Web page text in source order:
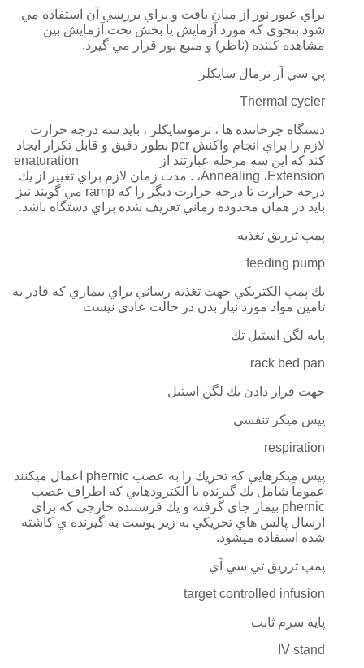
براي عبور نور از ميان بافت و براي بررسي آن استفاده مي
شود.بنحوي كه مورد آزمايش يا بخش تحت آزمايش بين
مشاهده كننده (ناظر) و منبع نور قرار مي گيرد.
پي سي آر ترمال سايكلر
Thermal cycler
دستگاه چرخاننده ها ، ترموسايكلر ، بايد سه درجه حرارت
لازم را براي انجام واكنش pcr بطور دقيق و قابل تكرار ايجاد
كند كه اين سه مرحله عبارتند از enaturation
،Annealing ،Extension . مدت زمان لازم براي تغيير از يك
درجه حرارت تا درجه حرارت ديگر را كه ramp مي گويند نيز
بايد در همان محدوده زماني تعريف شده براي دستگاه باشد.
پمپ تزريق تغذيه
feeding pump
يك پمپ الكتريكي جهت تغذيه رساني براي بيماري كه قادر به
تامين مواد مورد نياز بدن در حالت عادي نيست
پايه لگن استيل تك
rack bed pan
جهت قرار دادن يك لگن استيل
پيس ميكر تنفسي
respiration
پيس ميكرهايي كه تحريك را به عصب phernic اعمال ميكنند
عموماً شامل يك گيرنده با الكترودهايي كه اطراف عصب
phernic بيمار جاي گرفته و يك فرستنده خارجي كه براي
ارسال پالس هاي تحريكي به زير پوست به گيرنده ي كاشته
شده استفاده ميشود.
پمپ تزريق تي سي آي
target controlled infusion
پايه سرم ثابت
IV stand